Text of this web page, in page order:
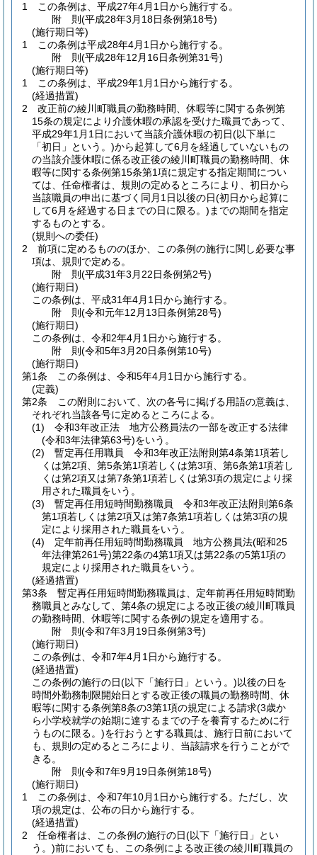
1
この条例は、平成27年4月1日から施行する。
附 則(平成28年3月18日条例第18号)
(施行期日等)
1
この条例は平成28年4月1日から施行する。
附 則(平成28年12月16日条例第31号)
(施行期日等)
1
この条例は、平成29年1月1日から施行する。
(経過措置)
2
改正前の綾川町職員の勤務時間、休暇等に関する条例第
15条の規定により介護休暇の承認を受けた職員であって、
平成29年1月1日において当該介護休暇の初日(以下単に
「初日」という。)から起算して6月を経過していないもの
の当該介護休暇に係る改正後の綾川町職員の勤務時間、休
暇等に関する条例第15条第1項に規定する指定期間につい
ては、任命権者は、規則の定めるところにより、初日から
当該職員の申出に基づく同月1日以後の日(初日から起算に
して6月を経過する日までの日に限る。) までの期間を指定
するものとする。
(規則への委任)
2
前項に定めるもののほか、この条例の施行に関し必要な事
項は、規則で定める。
附 則(平成31年3月22日条例第2号)
(施行期日)
この条例は、平成31年4月1日から施行する。
附 則(令和元年12月13日条例第28号)
(施行期日)
この条例は、令和2年4月1日から施行する。
附 則(令和5年3月20日条例第10号)
(施行期日)
第1条
この条例は、令和5年4月1日から施行する。
(定義)
第2条
この附則において、次の各号に掲げる用語の意義は、
それぞれ当該各号に定めるところによる。
(1)
令和3年改正法 地方公務員法の一部を改正する法律
(令和3年法律第63号)をいう。
(2)
暫定再任用職員 令和3年改正法附則第4条第1項若し
くは第2項、第5条第1項若しくは第3項、第6条第1項若し
くは第2項又は第7条第1項若しくは第3項の規定により採
用された職員をいう。
(3)
暫定再任用短時間勤務職員 令和3年改正法附則第6条
第1項若しくは第2項又は第7条第1項若しくは第3項の規
定により採用された職員をいう。
(4)
定年前再任用短時間勤務職員 地方公務員法(昭和25
年法律第261号)第22条の4第1項又は第22条の5第1項の
規定により採用された職員をいう。
(経過措置)
第3条
暫定再任用短時間勤務職員は、定年前再任用短時間勤
務職員とみなして、第4条の規定による改正後の綾川町職員
の勤務時間、休暇等に関する条例の規定を適用する。
附 則(令和7年3月19日条例第3号)
(施行期日)
この条例は、令和7年4月1日から施行する。
(経過措置)
この条例の施行の日(以下「施行日」という。)以後の日を
時間外勤務制限開始日とする改正後の職員の勤務時間、休
暇等に関する条例第8条の3第1項の規定による請求(3歳か
ら小学校就学の始期に達するまでの子を養育するために行
うものに限る。)を行おうとする職員は、施行日前において
も、規則の定めるところにより、当該請求を行うことがで
きる。
附 則(令和7年9月19日条例第18号)
(施行期日)
1
この条例は、令和7年10月1日から施行する。 ただし、次
項の規定は、公布の日から施行する。
(経過措置)
2
任命権者は、この条例の施行の日(以下「施行日」とい
う。)前においても、この条例による改正後の綾川町職員の